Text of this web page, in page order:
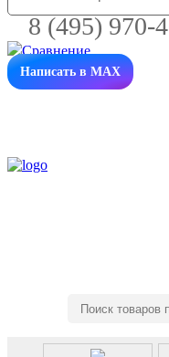
8 (495) 970-
Написать в MAX